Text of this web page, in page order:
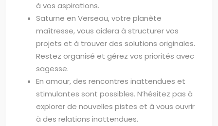
à vos aspirations.
Saturne en Verseau, votre planète
maîtresse, vous aidera à structurer vos
projets et à trouver des solutions originales.
Restez organisé et gérez vos priorités avec
sagesse.
En amour, des rencontres inattendues et
stimulantes sont possibles. N’hésitez pas à
explorer de nouvelles pistes et à vous ouvrir
à des relations inattendues.